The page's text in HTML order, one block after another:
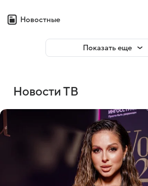
Новостные
Показать еще
Новости ТВ